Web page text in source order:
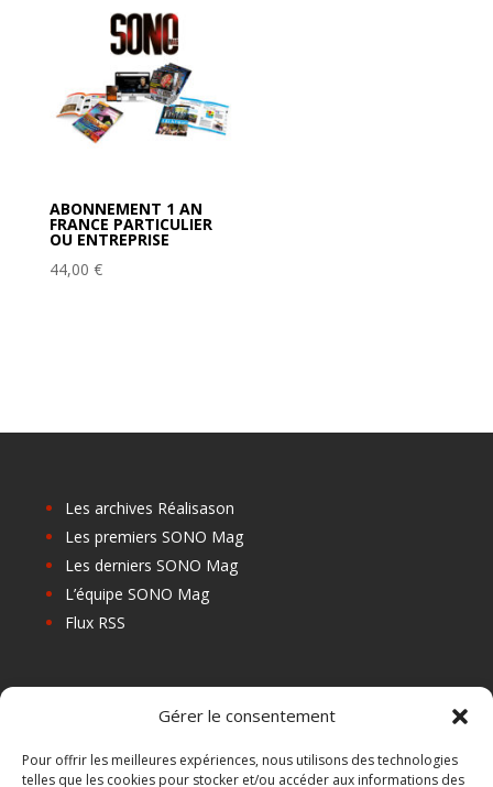
Gérer le consentement
Pour offrir les meilleures expériences, nous utilisons des technologies
telles que les cookies pour stocker et/ou accéder aux informations des
ABONNEMENT 1 AN
FRANCE PARTICULIER
OU ENTREPRISE
44,00 €
Les archives Réalisason
Les premiers SONO Mag
Les derniers SONO Mag
L’équipe SONO Mag
Flux RSS
Les Centres de Formation
Les Points Relais